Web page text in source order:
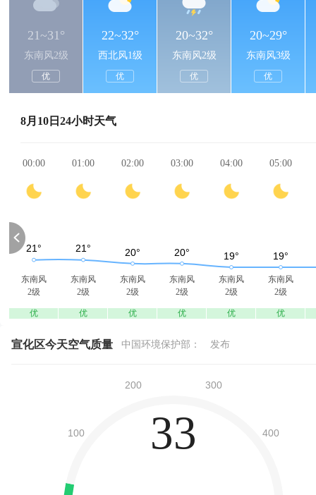
21~31°
东南风2级
优
22~32°
西北风1级
优
20~32°
东南风2级
优
20~29°
东南风3级
优
8月10日24小时天气
00:00
东南风
2级
优
01:00
东南风
2级
优
02:00
东南风
2级
优
03:00
东南风
2级
优
04:00
东南风
2级
优
05:00
东南风
2级
优
宣化区今天空气质量 中国环境保护部： 发布
33